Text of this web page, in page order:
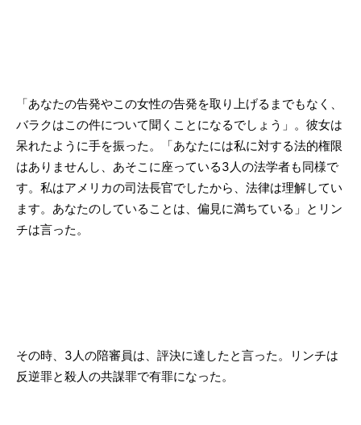
「あなたの告発やこの女性の告発を取り上げるまでもなく、
バラクはこの件について聞くことになるでしょう」。彼女は
呆れたように手を振った。「あなたには私に対する法的権限
はありませんし、あそこに座っている3人の法学者も同様で
す。私はアメリカの司法長官でしたから、法律は理解してい
ます。あなたのしていることは、偏見に満ちている」とリン
チは言った。
その時、3人の陪審員は、評決に達したと言った。リンチは
反逆罪と殺人の共謀罪で有罪になった。